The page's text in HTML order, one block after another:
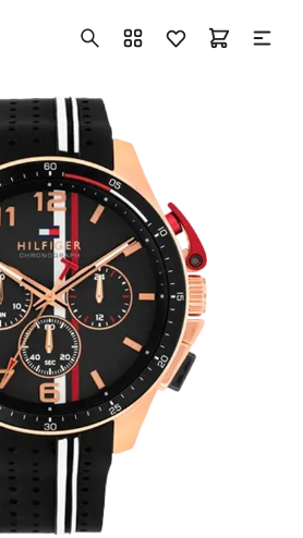
+7 ( 705 ) 181-42-50
info@vetervremeni.kz
часы
часы